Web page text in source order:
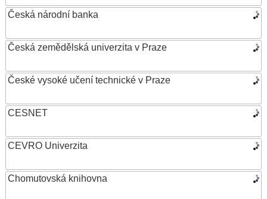
Česká národní banka
Česká zemědělská univerzita v Praze
České vysoké učení technické v Praze
CESNET
CEVRO Univerzita
Chomutovská knihovna